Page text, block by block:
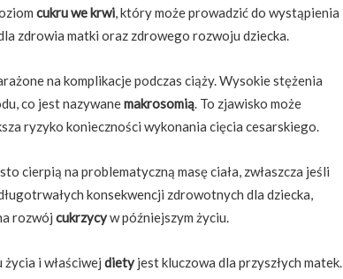
cukru we krwi, który może prowadzić do wystąpienia
zdrowia matki oraz zdrowego rozwoju dziecka.
na komplikacje podczas ciąży. Wysokie stężenia
co jest nazywanemakrosomią. To zjawisko może
ryzyko konieczności wykonania cięcia cesarskiego.
cierpią na problematyczną masę ciała, zwłaszcza jeśli
konsekwencji zdrowotnych dla dziecka,
rozwój cukrzycyw późniejszym życiu.
i właściwej dietyjest kluczowa dla przyszłych matek.